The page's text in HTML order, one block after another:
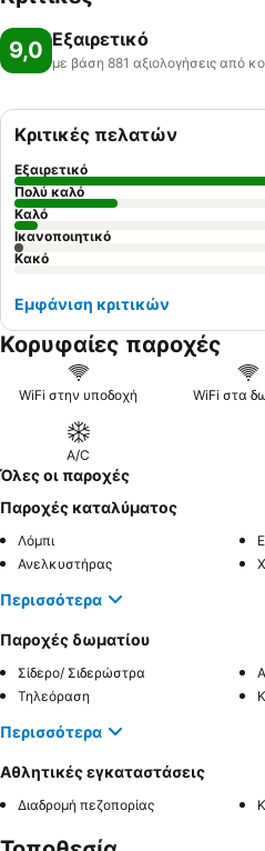
9,0 Εξαιρετικό
με βάση 881 αξιολογήσεις από
Κριτικές πελατών
Εξαιρετικό
Πολύ καλό
Καλό
Ικανοποιητικό
Κακό
Εμφάνιση κριτικών
Κορυφαίες παροχές
WiFi στην υποδοχή WiFi στα
A/C
Όλες οι παροχές
Παροχές καταλύματος
Λόμπι
Ανελκυστήρας
Περισσότερα
Παροχές δωματίου
Σίδερο/ Σιδερώστρα
Τηλεόραση
Περισσότερα
Αθλητικές εγκαταστάσεις
Διαδρομή πεζοπορίας